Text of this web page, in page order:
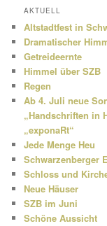
h
n
AKTUELL
Altstadtfest in
Dramatischer
Getreideernte
Himmel über SZB
Regen
Ab 4. Juli neue
„Handschriften in
„exponaRt“
Jede Menge Heu
Schwarzenberger
Schloss und
Neue Häuser
SZB im Juni
Schöne Aussicht